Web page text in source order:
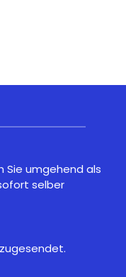
Sie umgehend als
selber